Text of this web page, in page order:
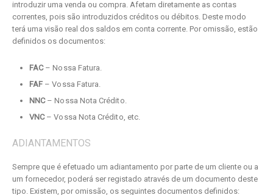
introduzir uma venda ou compra. Afetam diretamente as contas
correntes, pois são introduzidos créditos ou débitos. Deste modo
terá uma visão real dos saldos em conta corrente. Por omissão, estão
definidos os documentos:
FAC– Nossa Fatura.
FAF – Vossa Fatura.
NNC– Nossa Nota Crédito.
VNC– Vossa Nota Crédito, etc.
ADIANTAMENTOS
Sempre que é efetuado um adiantamento por parte de um cliente ou a
um fornecedor, poderá ser registado através de um documento deste
tipo. Existem, por omissão, os seguintes documentos definidos: